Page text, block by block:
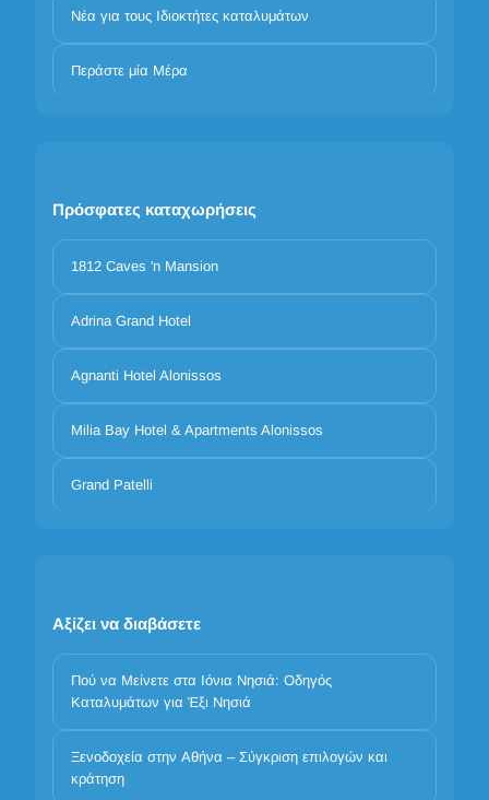
Νέα για τους Ιδιοκτήτες καταλυμάτων
Περάστε μία Μέρα
Πρόσφατες καταχωρήσεις
1812 Caves 'n Mansion
Adrina Grand Hotel
Agnanti Hotel Alonissos
Milia Bay Hotel & Apartments Alonissos
Grand Patelli
Αξίζει να διαβάσετε
Πού να Μείνετε στα Ιόνια Νησιά: Οδηγός
Καταλυμάτων για Έξι Νησιά
Ξενοδοχεία στην Αθήνα – Σύγκριση επιλογών και
κράτηση